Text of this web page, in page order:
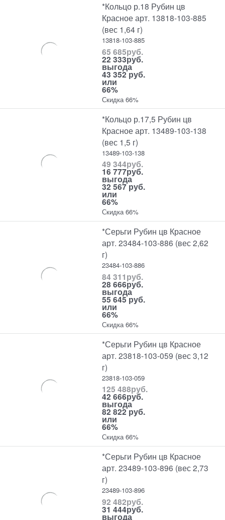
*Кольцо р.18 Рубин цв
Красное арт. 13818-103-885
(вес 1,64 г)
13818-103-885
65 685руб.
22 333руб.
выгода
43 352 руб.
или
66%
Скидка 66%
*Кольцо р.17,5 Рубин цв
Красное арт. 13489-103-138
(вес 1,5 г)
13489-103-138
49 344руб.
16 777руб.
выгода
32 567 руб.
или
66%
Скидка 66%
*Серьги Рубин цв Красное
арт. 23484-103-886 (вес 2,62
г)
23484-103-886
84 311руб.
28 666руб.
выгода
55 645 руб.
или
66%
Скидка 66%
*Серьги Рубин цв Красное
арт. 23818-103-059 (вес 3,12
г)
23818-103-059
125 488руб.
42 666руб.
выгода
82 822 руб.
или
66%
Скидка 66%
*Серьги Рубин цв Красное
арт. 23489-103-896 (вес 2,73
г)
23489-103-896
92 482руб.
31 444руб.
выгода